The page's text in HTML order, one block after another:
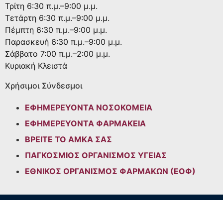
Τρίτη 6:30 π.μ.–9:00 μ.μ.
Τετάρτη 6:30 π.μ.–9:00 μ.μ.
Πέμπτη 6:30 π.μ.–9:00 μ.μ.
Παρασκευή 6:30 π.μ.–9:00 μ.μ.
Σάββατο 7:00 π.μ.–2:00 μ.μ.
Κυριακή Κλειστά
Χρήσιμοι Σύνδεσμοι
ΕΦΗΜΕΡΕΥΟΝΤΑ ΝΟΣΟΚΟΜΕΙΑ
ΕΦΗΜΕΡΕΥΟΝΤΑ ΦΑΡΜΑΚΕΙΑ
ΒΡΕΙΤΕ ΤΟ ΑΜΚΑ ΣΑΣ
ΠΑΓΚΟΣΜΙΟΣ ΟΡΓΑΝΙΣΜΟΣ ΥΓΕΙΑΣ
ΕΘΝΙΚΟΣ ΟΡΓΑΝΙΣΜΟΣ ΦΑΡΜΑΚΩΝ (ΕΟΦ)